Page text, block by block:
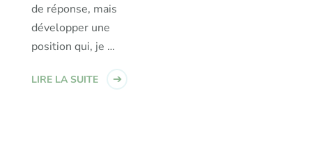
de réponse, mais
développer une
position qui, je …
LIRE LA SUITE